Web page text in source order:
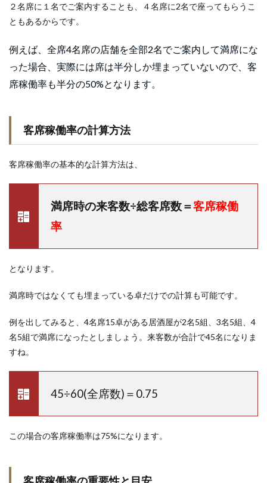
２名席に１名でご案内することも、４名席に2名で座ってもらうこ
ともあるからです。
例えば、全席4名席の店舗を全部2名でご案内して満席にな
った場合、実際には席は半分しか埋まっていないので、客
席稼働率も半分の50%となります。
客席稼働率の計算方法
客席稼働率の基本的な計算方法は、
満席時の来客数÷総客席数＝客席稼働
率
となります。
満席時ではなくても埋まっている卓だけでの計算も可能です。
例を出してみると、4名席15卓がある居酒屋が2名5組、3名5組、4
名5組で満席になったとしましょう。来客数が合計で45名になりま
すね。
45÷60(全席数)＝0.75
この場合の客席稼働率は75%になります。
客席稼働率の重要性と目安